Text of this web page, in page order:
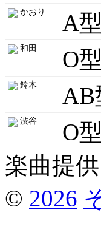
かおり A
和田 O
鈴木 AB
渋谷
O
楽曲提
© 2026